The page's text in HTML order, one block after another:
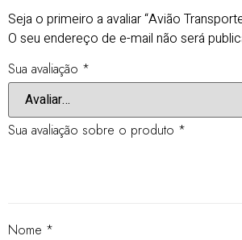
Seja o primeiro a avaliar “Avião
O seu endereço de e-mail não será
Sua avaliação *
Sua avaliação sobre o produto *
Nome *